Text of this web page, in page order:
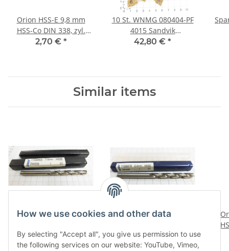
Orion HSS-E 9,8 mm
HSS-Co DIN 338, zyl.
Länge 134 mm
2,70 € *
10 St. WNMG 080404-PF
4015 Sandvik
Wendeplatten Inserts
42,80 € *
Similar items
Orion HSS-E 7,6 mm
Länge 116 mm
Markenbohrer,
2,40 €*
Orion HSS-E 6,4 mm
Länge 100 mm
Markenbohrer,
2,24 €*
How we use cookies and other data
By selecting "Accept all", you give us permission to use
the following services on our website: YouTube, Vimeo,